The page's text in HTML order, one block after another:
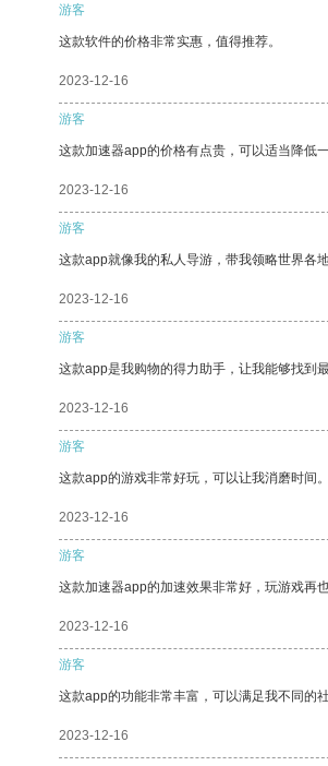
游客
这款软件的价格非常实惠，值得推荐。
2023-12-16
游客
这款加速器app的价格有点贵，可以适当降低
2023-12-16
游客
这款app就像我的私人导游，带我领略世界各地
2023-12-16
游客
这款app是我购物的得力助手，让我能够找到
2023-12-16
游客
这款app的游戏非常好玩，可以让我消磨时间。
2023-12-16
游客
这款加速器app的加速效果非常好，玩游戏再
2023-12-16
游客
这款app的功能非常丰富，可以满足我不同的社
2023-12-16